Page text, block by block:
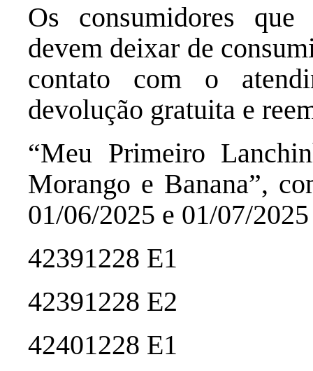
Os consumidores
devem deixar de
contato com o
devolução gratuita e
“Meu Primeiro
Morango e Banana”,
01/06/2025 e 01/07/2025
42391228 E1
42391228 E2
42401228 E1